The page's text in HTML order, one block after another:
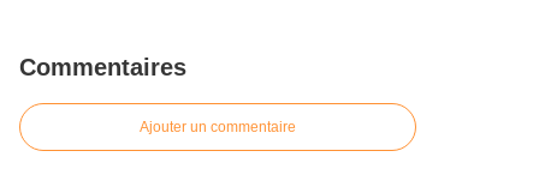
Commentaires
Ajouter un commentaire